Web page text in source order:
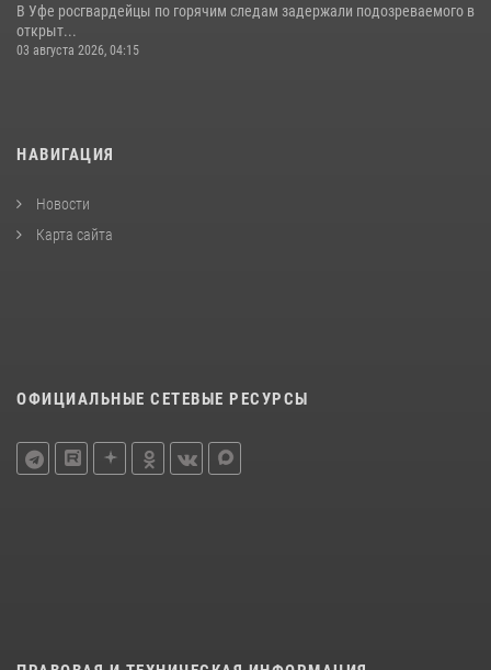
В Уфе росгвардейцы по горячим следам задержали подозреваемого в
открыт...
03 августа 2026, 04:15
НАВИГАЦИЯ
Новости
Карта сайта
ОФИЦИАЛЬНЫЕ СЕТЕВЫЕ РЕСУРСЫ